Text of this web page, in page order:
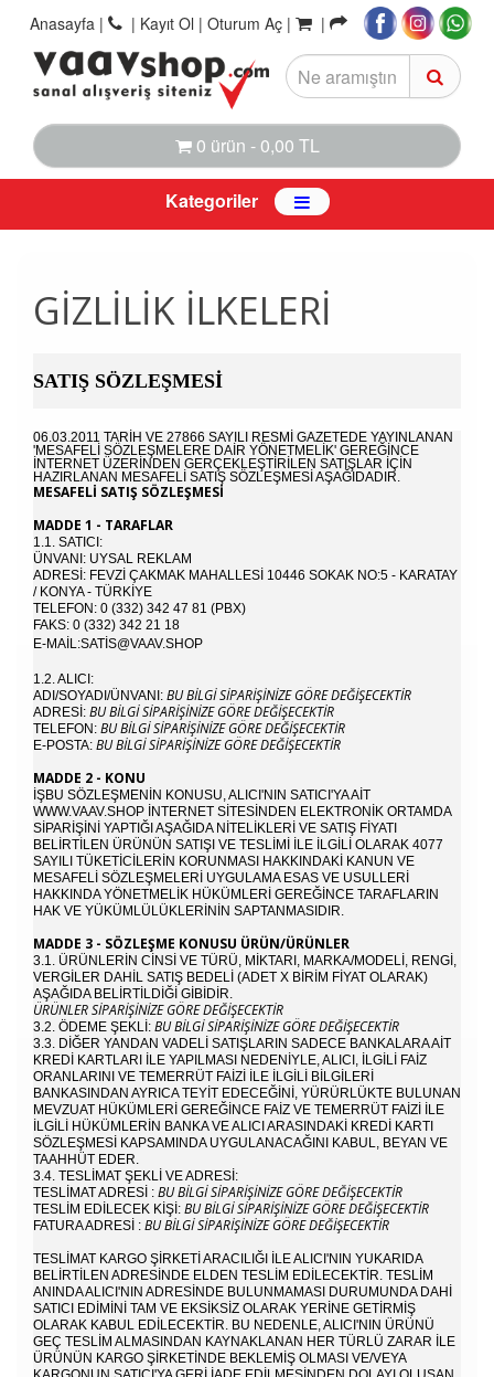
Anasayfa | | Kayıt Ol | Oturum Aç | |
0 ürün - 0,00 TL
Kategoriler
GIZLILIK İLKELERI
SATIŞ SÖZLEŞMESI
06.03.2011 TARIH VE 27866 SAYILI RESMI GAZETEDE YAYINLANAN
'MESAFELI SÖZLEŞMELERE DAIR YÖNETMELIK' GEREĞINCE
INTERNET ÜZERINDEN GERÇEKLEŞTIRILEN SATIŞLAR IÇIN
HAZIRLANAN MESAFELI SATIŞ SÖZLEŞMESI AŞAĞIDADIR.
MESAFELİ SATIŞ SÖZLEŞMESİ
MADDE 1 - TARAFLAR
1.1. SATICI:
ÜNVANI: UYSAL REKLAM
ADRESI: FEVZI ÇAKMAK MAHALLESI 10446 SOKAK NO:5 - KARATAY
/ KONYA - TÜRKİYE
TELEFON: 0 (332) 342 47 81 (PBX)
FAKS: 0 (332) 342 21 18
E-MAIL:SATIS@VAAV.SHOP
1.2. ALICI:
ADI/SOYADI/ÜNVANI: BU BILGI SIPARIŞINIZE GÖRE DEĞIŞECEKTIR
ADRESI: BU BILGI SIPARIŞINIZE GÖRE DEĞIŞECEKTIR
TELEFON: BU BILGI SIPARIŞINIZE GÖRE DEĞIŞECEKTIR
E-POSTA: BU BILGI SIPARIŞINIZE GÖRE DEĞIŞECEKTIR
MADDE 2 - KONU
İŞBU SÖZLEŞMENIN KONUSU, ALICI'NIN SATICI'YA AIT
WWW.VAAV.SHOP INTERNET SITESINDEN ELEKTRONIK ORTAMDA
SIPARIŞINI YAPTIĞI AŞAĞIDA NITELIKLERI VE SATIŞ FIYATI
BELIRTILEN ÜRÜNÜN SATIŞI VE TESLIMI ILE ILGILI OLARAK 4077
SAYILI TÜKETICILERIN KORUNMASI HAKKINDAKI KANUN VE
MESAFELI SÖZLEŞMELERI UYGULAMA ESAS VE USULLERI
HAKKINDA YÖNETMELIK HÜKÜMLERI GEREĞINCE TARAFLARIN
HAK VE YÜKÜMLÜLÜKLERININ SAPTANMASIDIR.
MADDE 3 - SÖZLEŞME KONUSU ÜRÜN/ÜRÜNLER
3.1. ÜRÜNLERIN CINSI VE TÜRÜ, MIKTARI, MARKA/MODELI, RENGI,
VERGILER DAHIL SATIŞ BEDELI (ADET X BIRIM FIYAT OLARAK)
AŞAĞIDA BELIRTILDIĞI GIBIDIR.
ÜRÜNLER SIPARIŞINIZE GÖRE DEĞIŞECEKTIR
3.2. ÖDEME ŞEKLI: BU BILGI SIPARIŞINIZE GÖRE DEĞIŞECEKTIR
3.3. DIĞER YANDAN VADELI SATIŞLARIN SADECE BANKALARA AIT
KREDI KARTLARI ILE YAPILMASI NEDENIYLE, ALICI, ILGILI FAIZ
ORANLARINI VE TEMERRÜT FAIZI ILE ILGILI BILGILERI
BANKASINDAN AYRICA TEYIT EDECEĞINI, YÜRÜRLÜKTE BULUNAN
MEVZUAT HÜKÜMLERI GEREĞINCE FAIZ VE TEMERRÜT FAIZI ILE
ILGILI HÜKÜMLERIN BANKA VE ALICI ARASINDAKI KREDI KARTI
SÖZLEŞMESI KAPSAMINDA UYGULANACAĞINI KABUL, BEYAN VE
TAAHHÜT EDER.
3.4. TESLIMAT ŞEKLI VE ADRESI:
TESLIMAT ADRESI : BU BILGI SIPARIŞINIZE GÖRE DEĞIŞECEKTIR
TESLIM EDILECEK KIŞI: BU BILGI SIPARIŞINIZE GÖRE DEĞIŞECEKTIR
FATURA ADRESI : BU BILGI SIPARIŞINIZE GÖRE DEĞIŞECEKTIR
TESLIMAT KARGO ŞIRKETI ARACILIĞI ILE ALICI'NIN YUKARIDA
BELIRTILEN ADRESINDE ELDEN TESLIM EDILECEKTIR. TESLIM
ANINDA ALICI'NIN ADRESINDE BULUNMAMASI DURUMUNDA DAHI
SATICI EDIMINI TAM VE EKSIKSIZ OLARAK YERINE GETIRMIŞ
OLARAK KABUL EDILECEKTIR. BU NEDENLE, ALICI'NIN ÜRÜNÜ
GEÇ TESLIM ALMASINDAN KAYNAKLANAN HER TÜRLÜ ZARAR ILE
ÜRÜNÜN KARGO ŞIRKETINDE BEKLEMIŞ OLMASI VE/VEYA